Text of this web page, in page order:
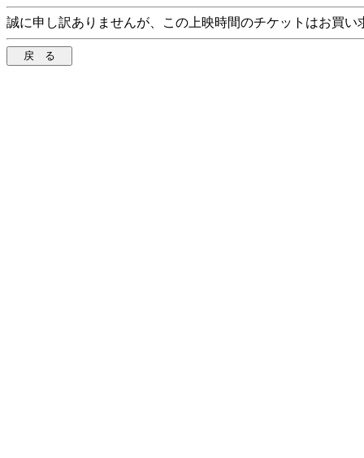
誠に申し訳ありませんが、この上映時間のチケットはお買い